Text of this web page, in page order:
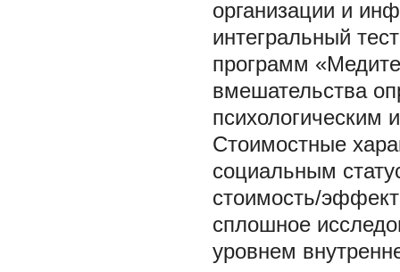
организации и
интегральный
программ
вмешательства
психологическим
Стоимостные
социальным
стоимость/
сплошное
уровнем